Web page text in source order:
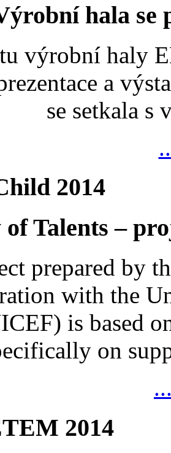
hala
výrobní haly
a
se setkala s
2014
Talents –
prepared by
with the
is based
on
2014